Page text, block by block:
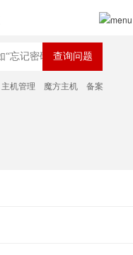
主机管理 魔方主机 备案